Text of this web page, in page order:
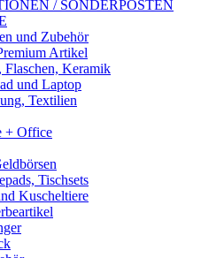
/ SONDERPOSTEN
und Zubehör
Artikel
Flaschen, Keramik
und Laptop
Textilien
+ Office
Tischsets
Kuscheltiere